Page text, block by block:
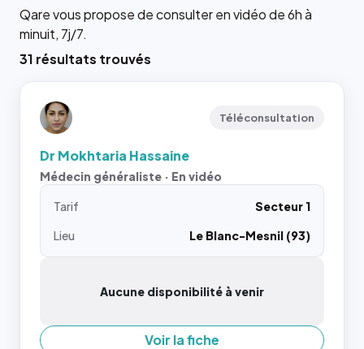
Qare vous propose de consulter en vidéo de 6h à
minuit, 7j/7.
31 résultats trouvés
Téléconsultation
Dr Mokhtaria Hassaine
Médecin généraliste · En vidéo
Tarif
Secteur 1
Lieu
Le Blanc-Mesnil (93)
Aucune disponibilité à venir
Voir la fiche